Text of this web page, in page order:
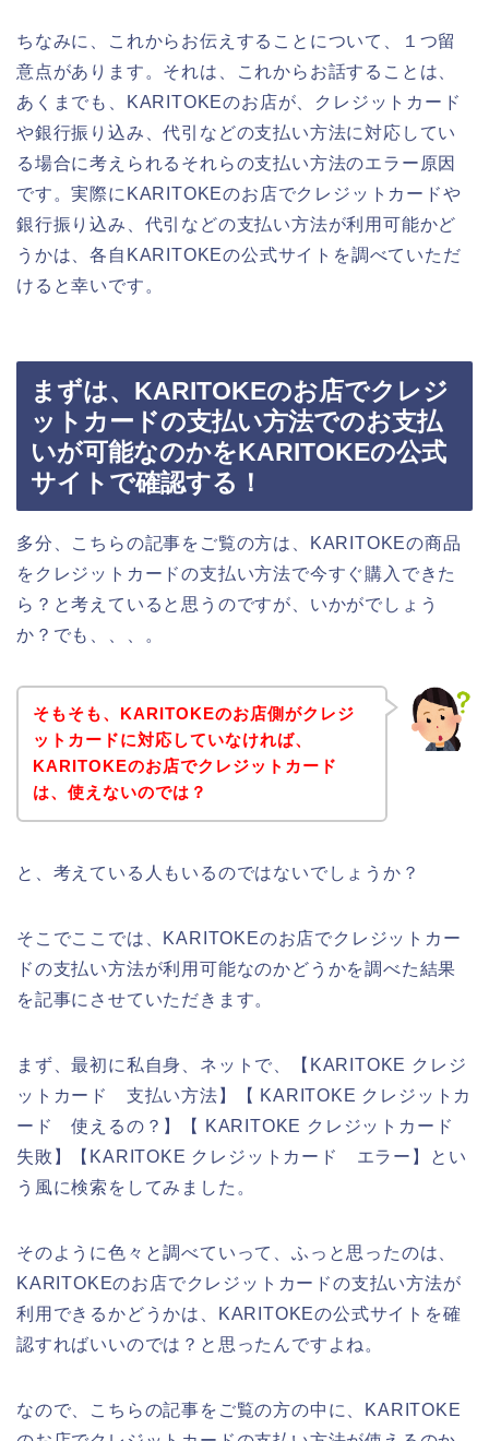
ちなみに、これからお伝えすることについて、１つ留
意点があります。それは、これからお話することは、
あくまでも、KARITOKEのお店が、クレジットカード
や銀行振り込み、代引などの支払い方法に対応してい
る場合に考えられるそれらの支払い方法のエラー原因
です。実際にKARITOKEのお店でクレジットカードや
銀行振り込み、代引などの支払い方法が利用可能かど
うかは、各自KARITOKEの公式サイトを調べていただ
けると幸いです。
まずは、KARITOKEのお店でクレジ
ットカードの支払い方法でのお支払
いが可能なのかをKARITOKEの公式
サイトで確認する！
多分、こちらの記事をご覧の方は、KARITOKEの商品
をクレジットカードの支払い方法で今すぐ購入できた
ら？と考えていると思うのですが、いかがでしょう
か？でも、、、。
そもそも、KARITOKEのお店側がクレジ
ットカードに対応していなければ、
KARITOKEのお店でクレジットカード
は、使えないのでは？
と、考えている人もいるのではないでしょうか？
そこでここでは、KARITOKEのお店でクレジットカー
ドの支払い方法が利用可能なのかどうかを調べた結果
を記事にさせていただきます。
まず、最初に私自身、ネットで、【KARITOKE クレジ
ットカード 支払い方法】【 KARITOKE クレジットカ
ード 使えるの？】【 KARITOKE クレジットカード
失敗】【KARITOKE クレジットカード エラー】とい
う風に検索をしてみました。
そのように色々と調べていって、ふっと思ったのは、
KARITOKEのお店でクレジットカードの支払い方法が
利用できるかどうかは、KARITOKEの公式サイトを確
認すればいいのでは？と思ったんですよね。
なので、こちらの記事をご覧の方の中に、KARITOKE